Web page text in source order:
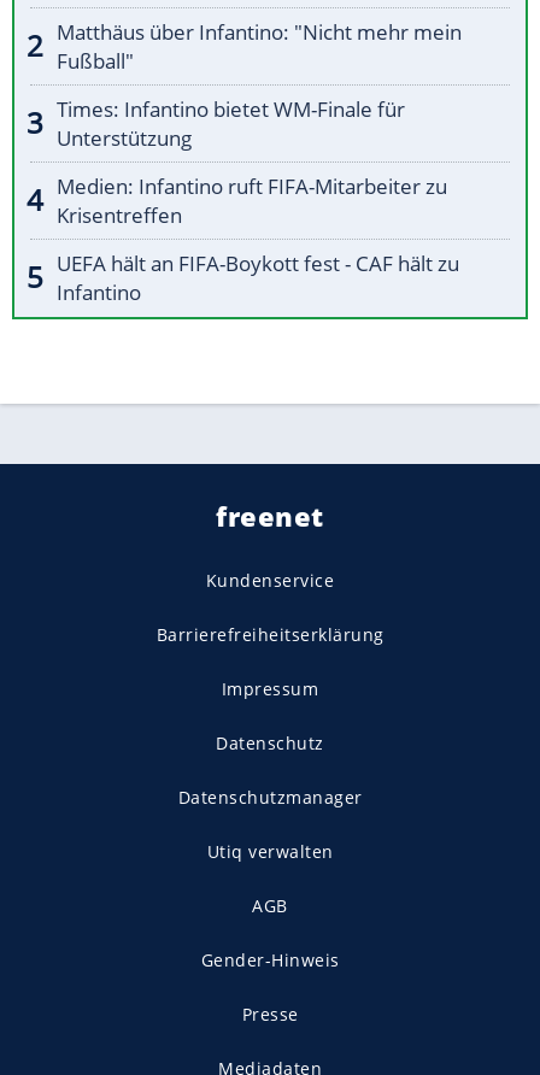
Matthäus über Infantino: "Nicht mehr mein
Fußball"
Times: Infantino bietet WM-Finale für
Unterstützung
Medien: Infantino ruft FIFA-Mitarbeiter zu
Krisentreffen
UEFA hält an FIFA-Boykott fest - CAF hält zu
Infantino
freenet
Kundenservice
Barrierefreiheitserklärung
Impressum
Datenschutz
Datenschutzmanager
Utiq verwalten
AGB
Gender-Hinweis
Presse
Mediadaten